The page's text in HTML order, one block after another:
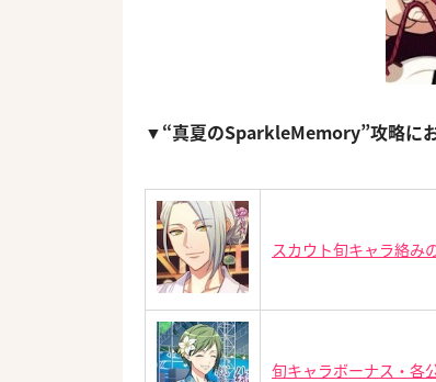
▼“真夏のSparkleMemory”攻略に
スカウト旬キャラ絡み
旬キャラボーナス・各